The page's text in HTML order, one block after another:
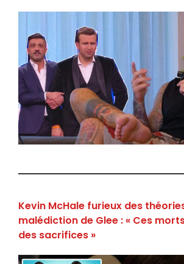
Kevin McHale furieux des
malédiction de Glee : « Ces
des sacrifices »